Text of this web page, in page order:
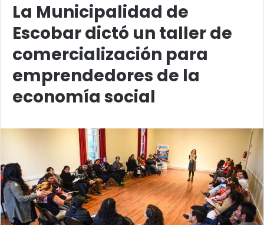
La Municipalidad de
Escobar dictó un taller de
comercialización para
emprendedores de la
economía social